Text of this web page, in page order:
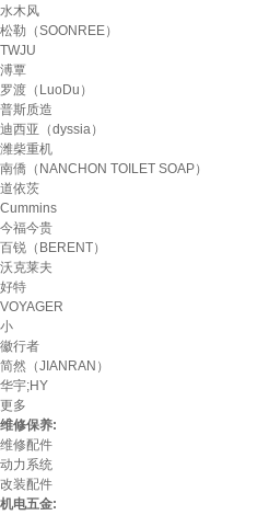
水木风
松勒（SOONREE）
TWJU
溥覃
罗渡（LuoDu）
普斯质造
迪西亚（dyssia）
潍柴重机
南僑（NANCHON TOILET SOAP）
道依茨
Cummins
今福今贵
百锐（BERENT）
沃克莱夫
好特
VOYAGER
小
徽行者
简然（JIANRAN）
华宇;HY
更多
维修保养:
维修配件
动力系统
改装配件
机电五金: